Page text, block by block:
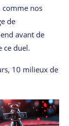
nos
de
avant de
ce duel.
10 milieux de